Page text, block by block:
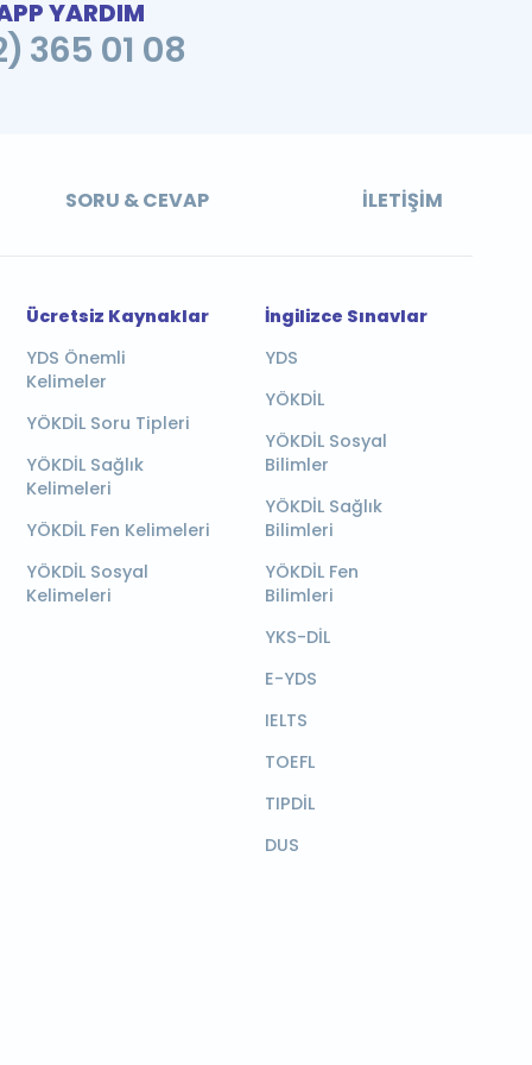
YARDIM
365 01 08
SORU & CEVAP İLETIŞIM
Ücretsiz Kaynaklar
YDS Önemli
Kelimeler
YÖKDİL Soru Tipleri
YÖKDİL Sağlık
Kelimeleri
YÖKDİL Fen Kelimeleri
YÖKDİL Sosyal
Kelimeleri
İngilizce Sınavlar
YDS
YÖKDİL
YÖKDİL Sosyal
Bilimler
YÖKDİL Sağlık
Bilimleri
YÖKDİL Fen
Bilimleri
YKS-DİL
E-YDS
IELTS
TOEFL
TIPDİL
DUS